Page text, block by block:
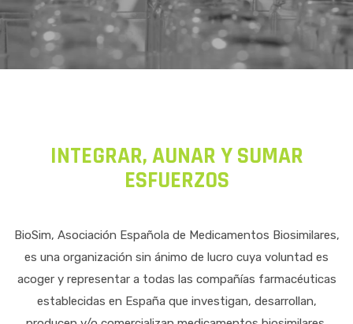
INTEGRAR, AUNAR Y SUMAR
ESFUERZOS
BioSim, Asociación Española de Medicamentos Biosimilares,
es una organización sin ánimo de lucro cuya voluntad es
acoger y representar a todas las compañías farmacéuticas
establecidas en España que investigan, desarrollan,